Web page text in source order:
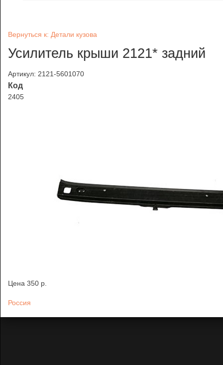
Вернуться к: Детали кузова
Усилитель крыши 2121* задний
Артикул: 2121-5601070
Код
2405
Цена 350 p.
Россия